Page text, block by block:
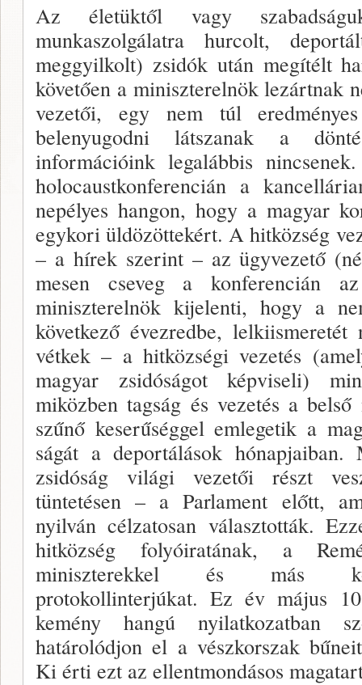
Az életüktől vagy
munkaszolgálatra hurcolt,
meggyilkolt) zsidók után megítélt
követően a miniszterelnök lezártnak
vezetői, egy nem túl
belenyugodni látszanak a
információink leg­alábbis
holocaustkonferencián a
nepélyes hangon, hogy a magyar
egykori üldö­zöttekért. A hitközség
– a hírek szerint – az ügy­vezető
mesen cseveg a konferencián
miniszterelnök kije­lenti, hogy a
következő évezredbe,
vétkek – a hitközségi vezetés
magyar zsidóságot képvise­li)
miközben tagság és vezetés a
szűnő keserűséggel em­legetik a
ságát a deportálások
zsidóság világi ve­zetői részt
tüntetésen – a Parlament előtt,
nyilván célzato­san választották.
hitközség folyóiratának, a
miniszterek­kel és más
protokollinterjúkat. Ez év május
kemény hangú nyilatkozatban
határolódjon el a vészkorszak
Ki érti ezt az ellentmondásos